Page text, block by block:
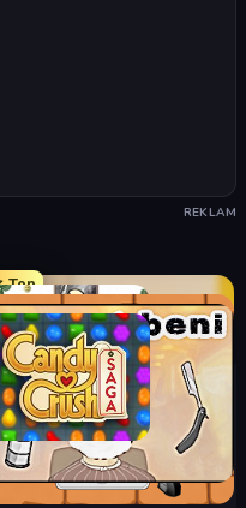
REKLAM
Top